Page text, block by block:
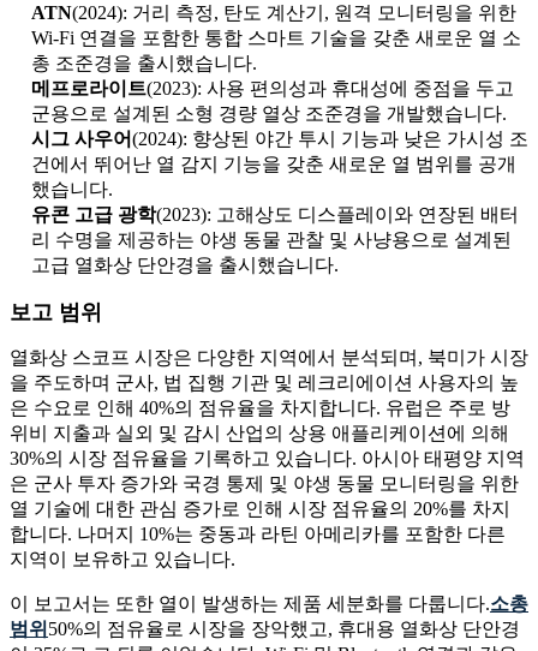
ATN(2024): 거리 측정, 탄도 계산기, 원격 모니터링을 위한
Wi-Fi 연결을 포함한 통합 스마트 기술을 갖춘 새로운 열 소
총 조준경을 출시했습니다.
메프로라이트(2023): 사용 편의성과 휴대성에 중점을 두고
군용으로 설계된 소형 경량 열상 조준경을 개발했습니다.
시그 사우어(2024): 향상된 야간 투시 기능과 낮은 가시성 조
건에서 뛰어난 열 감지 기능을 갖춘 새로운 열 범위를 공개
했습니다.
유콘 고급 광학(2023): 고해상도 디스플레이와 연장된 배터
리 수명을 제공하는 야생 동물 관찰 및 사냥용으로 설계된
고급 열화상 단안경을 출시했습니다.
보고 범위
열화상 스코프 시장은 다양한 지역에서 분석되며, 북미가 시장
을 주도하며 군사, 법 집행 기관 및 레크리에이션 사용자의 높
은 수요로 인해 40%의 점유율을 차지합니다. 유럽은 주로 방
위비 지출과 실외 및 감시 산업의 상용 애플리케이션에 의해
30%의 시장 점유율을 기록하고 있습니다. 아시아 태평양 지역
은 군사 투자 증가와 국경 통제 및 야생 동물 모니터링을 위한
열 기술에 대한 관심 증가로 인해 시장 점유율의 20%를 차지
합니다. 나머지 10%는 중동과 라틴 아메리카를 포함한 다른
지역이 보유하고 있습니다.
이 보고서는 또한 열이 발생하는 제품 세분화를 다룹니다.소총
범위 50%의 점유율로 시장을 장악했고, 휴대용 열화상 단안경